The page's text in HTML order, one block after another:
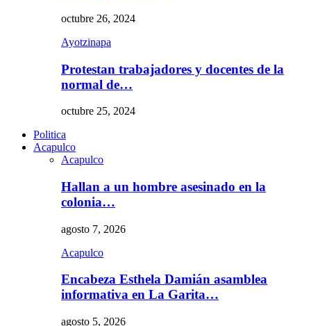
octubre 26, 2024
Ayotzinapa
Protestan trabajadores y docentes de la
normal de…
octubre 25, 2024
Politica
Acapulco
Acapulco
Hallan a un hombre asesinado en la
colonia…
agosto 7, 2026
Acapulco
Encabeza Esthela Damián asamblea
informativa en La Garita…
agosto 5, 2026